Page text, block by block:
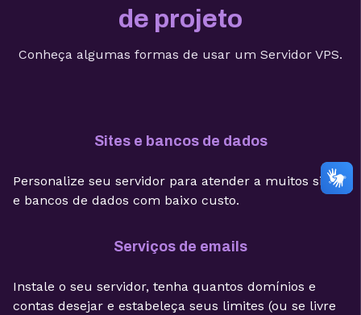
de projeto
Conheça algumas formas de usar um Servidor VPS.
Sites e bancos de dados
Personalize seu servidor para atender a muitos sites
e bancos de dados com baixo custo.
Serviços de emails
Instale o seu servidor, tenha quantos domínios e
contas desejar e estabeleça seus limites (ou se livre